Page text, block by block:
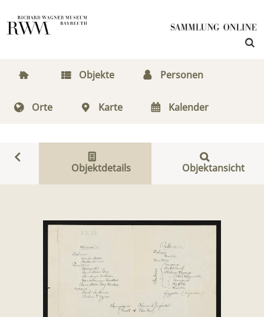
Objekte Personen
Orte Karte Kalender
Objektdetails Objektansicht